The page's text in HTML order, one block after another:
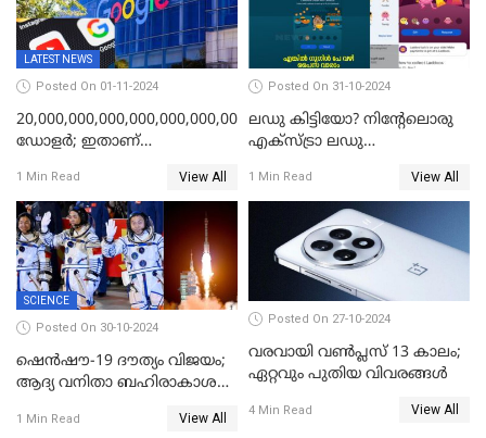
LATEST NEWS
Posted On 01-11-2024
20,000,000,000,000,000,000,000,000,000,000,000
ഡോളര്‍; ഇതാണ്
ചാനലുകൾ യൂട്യൂബ്
തടഞ്ഞതാണ് കാരണം; കണ്ണ്
തള്ളി ഗൂഗിള്‍
1 Min Read View All
Posted On 31-10-2024
ലഡു കിട്ടിയോ? നിന്റേലൊരു
എക്സ്ട്രാ ലഡു
എല്ലായിടത്തും ഇതേ
പറയാനുള്ളു! ട്രെൻഡിങ്ങായി
ഗൂഗിൾ പേ ദീപാവലി ഓഫർ
1 Min Read View All
SCIENCE
Posted On 30-10-2024
ഷെന്‍ഷൗ-19 ദൗത്യം വിജയം;
ആദ്യ വനിതാ ബഹിരാകാശ
പേർ ടിയാൻഗോങിൽ
1 Min Read View All
Posted On 27-10-2024
വരവായി വൺപ്ലസ് 13 കാലം;
ഏറ്റവും പുതിയ വിവരങ്ങൾ
4 Min Read View All